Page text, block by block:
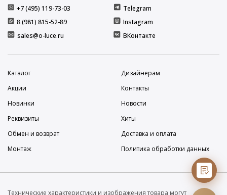
+7 (495) 119-73-03
8 (981) 815-52-89
sales@o-luce.ru
Telegram
Instagram
ВКонтакте
Каталог
Дизайнерам
Акции
Контакты
Новинки
Новости
Реквизиты
Хиты
Обмен и возврат
Доставка и оплата
Монтаж
Политика обработки данных
Технические характеристики и изображения товара могут